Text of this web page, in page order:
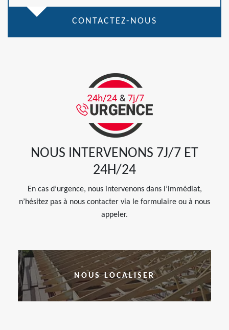
CONTACTEZ-NOUS
NOUS INTERVENONS 7J/7 ET
24H/24
En cas d’urgence, nous intervenons dans l’immédiat,
n’hésitez pas à nous contacter via le formulaire ou à nous
appeler.
NOUS LOCALISER